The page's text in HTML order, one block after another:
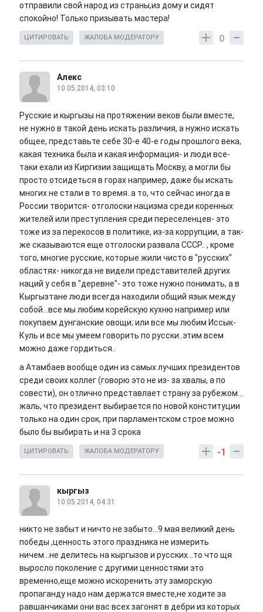
отправили свой народ из страны,из дому и сидят
спокойно! Только призывать мастера!
0
ЦИТИРОВАТЬ ЖАЛОБА МОДЕРАТОРУ
Алекс
10.05.2014, 03:10
Русские и кыргызы на протяжении веков были вместе,
не нужно в такой день искать различия, а нужно искать
общее, представьте себе 30-е 40-е годы прошлого века,
какая техника была и какая информация- и люди все-
таки ехали из Киргизии защищать Москву, а могли бы
просто отсидеться в горах например, даже бы искать
многих не стали в то время..а то, что сейчас иногда в
России творится- отголоски нацизма среди коренных
жителей или преступления среди переселенцев- это
тоже из за перекосов в политике, из-за коррупции, а так-
же сказываются еще отголоски развала СССР.. , кроме
того, многие русские, которые жили чисто в "русских"
областях- никогда не видели представителей других
наций у себя в "деревне"- это тоже нужно понимать, а в
Кыргызтане люди всегда находили общий язык между
собой...все мы любим корейскую кухню например или
покупаем дунганские овощи; или все мы любим Иссык-
Куль и все мы умеем говорить по русски..этим всем
можно даже гордиться..
а Атамбаев вообще один из самых лучших президентов
среди своих коллег (говорю это не из- за хвалы, а по
совести), он отлично представлает страну за рубежом...
жаль, что президент выбирается по новой конституции
только на один срок, при парламентском строе можно
было бы выбирать и на 3 срока
-1
ЦИТИРОВАТЬ ЖАЛОБА МОДЕРАТОРУ
кыргыз
10.05.2014, 04:31
никто не забыт и ничто не забыто...9 мая великий день
победы ,ценность этого праздника не измерить
ничем...не делитесь на кыргызов и русских...то что щя
выросло поколение с другими ценностями это
временно,еще можно искоренить эту заморскую
пропаганду надо нам держатся вместе,не ходите за
равшанчиками они вас всех загонят в дебри из которых